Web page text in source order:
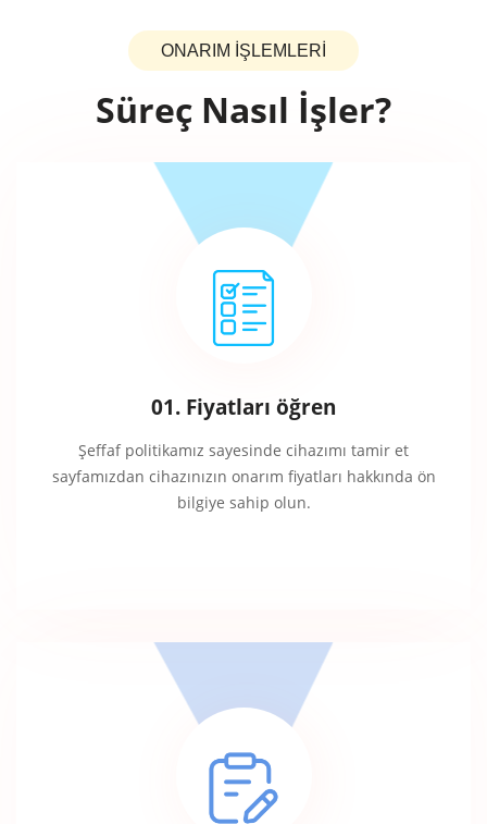
ONARIM İŞLEMLERİ
Süreç Nasıl İşler?
01. Fiyatları öğren
Şeffaf politikamız sayesinde cihazımı tamir et
sayfamızdan cihazınızın onarım fiyatları hakkında ön
bilgiye sahip olun.